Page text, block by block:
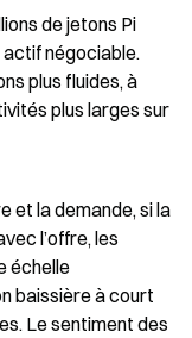
de jetons Pi
négociable.
plus fluides, à
plus larges sur
et la demande, si la
l’offre, les
échelle
baissière à court
Le sentiment des